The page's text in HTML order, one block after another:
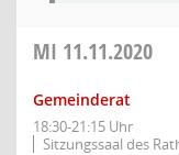
MI 11.11.2020
Gemeinderat
18:30-21:15 Uhr
Sitzungssaal des